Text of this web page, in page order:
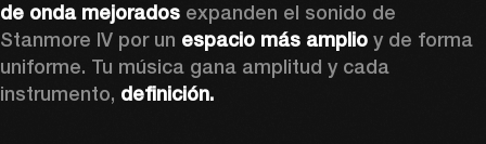
de onda mejorados expanden el sonido de
Stanmore IV por un espacio más amplio y de forma
uniforme. Tu música gana amplitud y cada
instrumento, definición.